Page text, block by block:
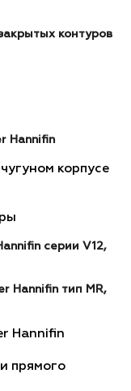
контуров
Hannifin
корпусе
серии V12,
Hannifin тип MR,
Hannifin
прямого